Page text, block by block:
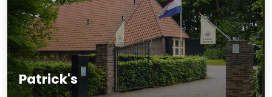
Patrick's